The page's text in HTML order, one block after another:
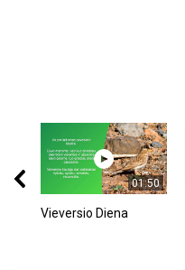
01:50
Vieversio Diena